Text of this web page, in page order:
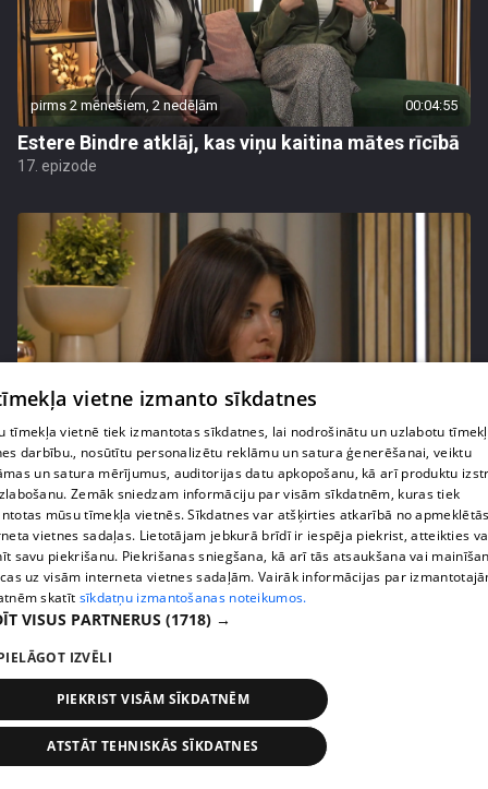
pirms 2 mēnešiem, 2 nedēļām 00:04:55
Estere Bindre atklāj, kas viņu kaitina mātes rīcībā
17. epizode
pirms 2 mēnešiem, 3 nedēļām 00:02:42
Zvanīt vai gaidīt zvanu? Dita Grauda par saziņas
etiķeti starp paaudzēm
17. epizode
vietne izmanto sīkdatnes
tīmekļa vietnē tiek izmantotas sīkdatnes, lai nodrošinātu un uzlabotu
darbību., nosūtītu personalizētu reklāmu un satura ģenerēšanai, veiktu
un satura mērījumus, auditorijas datu apkopošanu, kā arī produktu
Zemāk sniedzam informāciju par visām sīkdatnēm, kuras tiek
mūsu tīmekļa vietnēs. Sīkdatnes var atšķirties atkarībā no
vietnes sadaļas. Lietotājam jebkurā brīdī ir iespēja piekrist, atteikties
savu piekrišanu. Piekrišanas sniegšana, kā arī tās atsaukšana vai
uz visām interneta vietnes sadaļām. Vairāk informācijas par
skatīt sīkdatņu izmantošanas noteikumos.
VISUS PARTNERUS (1718) →
IZVĒLI
PIEKRIST VISĀM SĪKDATNĒM
ATSTĀT TEHNISKĀS SĪKDATNES